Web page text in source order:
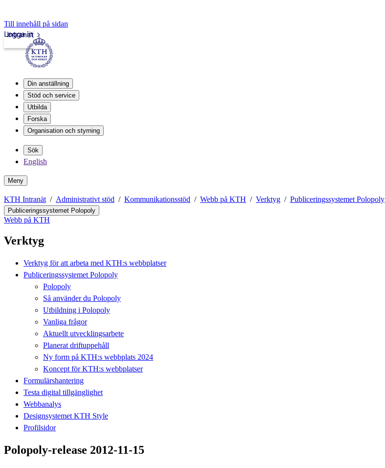
Till innehåll på sidan
Intranät
Logga in
Din anställning
Stöd och service
Utbilda
Forska
Organisation och styrning
Sök
English
Meny
KTH Intranät Administrativt stöd Kommunikationsstöd Webb på KTH Verktyg Publiceringssystemet Polopoly
Publiceringssystemet Polopoly
Webb på KTH
Verktyg
Verktyg för att arbeta med KTH:s webbplatser
Publiceringssystemet Polopoly
Polopoly
Så använder du Polopoly
Utbildning i Polopoly
Vanliga frågor
Aktuellt utvecklingsarbete
Planerat driftuppehåll
Ny form på KTH:s webbplats 2024
Koncept för KTH:s webbplatser
Formulärshantering
Testa digital tillgänglighet
Webbanalys
Designsystemet KTH Style
Profilsidor
Polopoly-release 2012-11-15